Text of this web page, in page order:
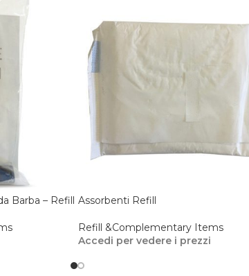
Barba – Refill Assorbenti Refill
Refill &Complementary Items
Accedi per vedere i prezzi